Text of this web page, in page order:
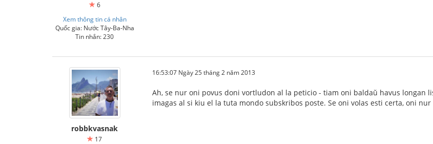
6
Xem thông tin cá nhân
Quốc gia: Nước Tây-Ba-Nha
Tin nhắn: 230
robbkvasnak
17
16:53:07 Ngày 25 tháng 2 năm 2013
Ah, se nur oni povus doni vortludon al la peticio - tiam oni baldaŭ havus longan
imagas al si kiu el la tuta mondo subskribos poste. Se oni volas esti certa, oni